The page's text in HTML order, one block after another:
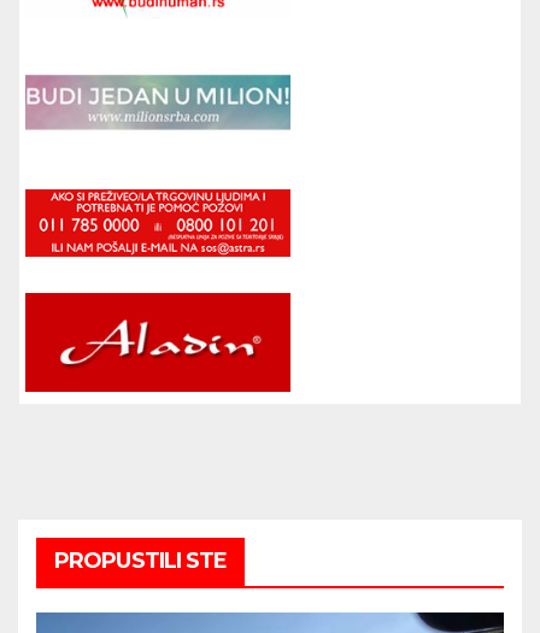
PROPUSTILI STE